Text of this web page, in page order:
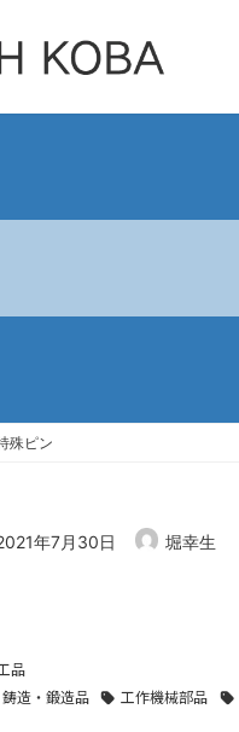
殊ピン
年7月30日 堀幸生
品
造・鍛造品 工作機械部品